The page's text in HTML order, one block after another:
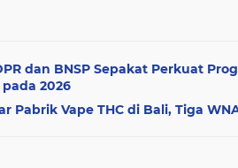
dan BNSP Sepakat Perkuat
2026
Pabrik Vape THC di Bali, Tiga